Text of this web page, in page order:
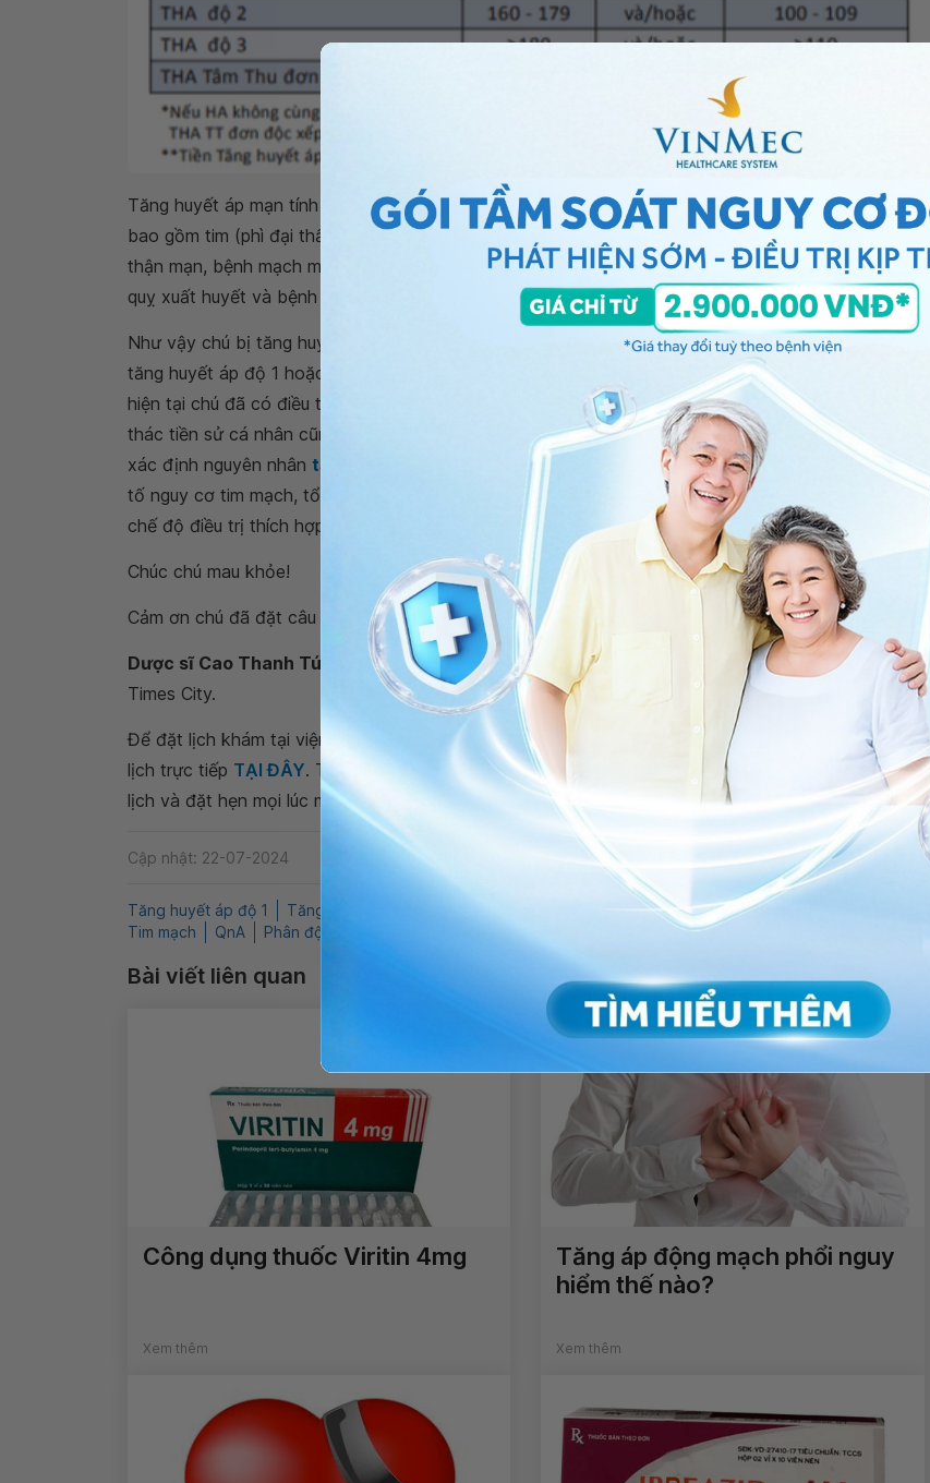
Tăng huyết áp mạn tính không điều trị sẽ gây biến chứng trên hệ thống nhiều cơ quan khác nhau
bao gồm tim (phì đại thất trái,
đau thắt ngực /nhồi máu cơ tim, suy tim, rối loạn nhịp tim), bệnh
thận mạn, bệnh mạch máu ngoại biên, bệnh võng mạc mắt và não (đột quỵ thiếu máu cục bộ, đột
quỵ xuất huyết và bệnh não do tăng huyết áp hoặc thiếu máu não thoáng qua).
Như vậy chú bị tăng huyết áp độ 3 hoặc chú có những cơn tăng huyết áp nặng (nếu trước đó là
tăng huyết áp độ 1 hoặc độ 2), nguy cơ bị
biến chứng do tăng huyết ápcủa chú khá cao. Cho dù
hiện tại chú đã có điều trị tăng huyết áp hay chưa điều trị chú cũng nên đến bệnh viện để được khai
thác tiền sử cá nhân cũng như gia đình, khám thực thể và làm các xét nghiệm cận lâm sàng nhằm
xác định nguyên nhân tăng huyết áp thứ phát hay tăng huyết áp nguyên phát
, đánh giá các yếu
tố nguy cơ tim mạch, tổn thương cơ quan đích và bệnh đi kèm để phân tầng nguy cơ. Từ đó sẽ có
chế độ điều trị thích hợp cho chú, bao gồm thay đổi lối sống, chế độ tiết thực và thuốc uống.
Chúc chú mau khỏe!
Cảm ơn chú đã đặt câu hỏi tớiHệ thống Y tế Vinmec . Trân trọng!
Dược sĩ Cao Thanh Tú - Dược sĩ đại học - Khoa Dược - Bệnh viện Đa khoa Quốc tế Vinmec
Times City.
Để đặt lịch khám tại viện, Quý khách vui lòng bấm số GÓI DỊCH VỤ
hoặc đặt
lịch trực tiếp TẠI ĐÂY. Tải và đặt lịch khám tự động trên ứng dụng My Vinmec để quản lý, theo dõi
lịch và đặt hẹn mọi lúc mọi nơi ngay trên ứng dụng.
Cập nhật: 22-07-2024 Chia sẻ
Tăng huyết áp độ 1 Tăng huyết áp độ 2 Tăng huyết áp nguyên phát
Tăng huyết áp thứ phát
Tim mạch
QnA Phân độ tăng huyết áp Tăng huyết áp độ 3
Bài viết liên quan
Công dụng thuốc Viritin 4mg
Xem thêm
Tăng áp động mạch phổi nguy
hiểm thế nào?
Xem thêm